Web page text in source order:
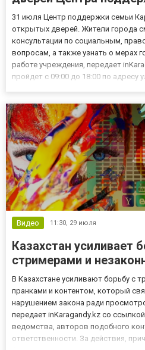
31 июля Центр поддержки семьи
открытых дверей. Жители города
консультации по социальным,
вопросам, а также узнать о мерах
работе учреждения, передает
пройдет с 09:00 до 18:00 по адресу
организаций...
Видео 11:30, 29 июля
Казахстан усиливает
стримерами и
В Казахстане усиливают борьбу с
пранками и контентом, который
нарушением закона ради
передает inKaragandy.kz со
ведомства, авторов подобного
ответственности. За действия,